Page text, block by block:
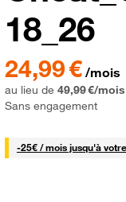
18_26
24,99 € /mois
au lieu de 49,99 €/mois
Sans engagement
-25€ / mois25 € par mois
jusqu'à